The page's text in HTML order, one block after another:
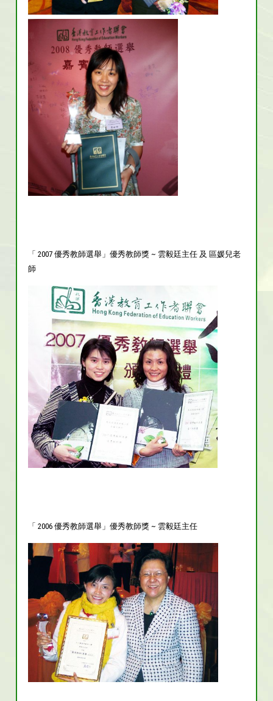
「 2007 優秀教師選舉」優秀教師獎 ~ 雲毅廷主任 及 區媛兒老
師
「 2006 優秀教師選舉」優秀教師獎 ~ 雲毅廷主任